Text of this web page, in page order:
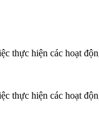
hiện các hoạt
hiện các hoạt